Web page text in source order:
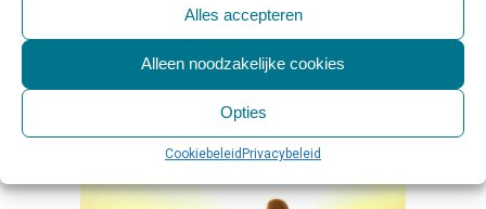
Alles accepteren
Alleen noodzakelijke cookies
Opties
CookiebeleidPrivacybeleid